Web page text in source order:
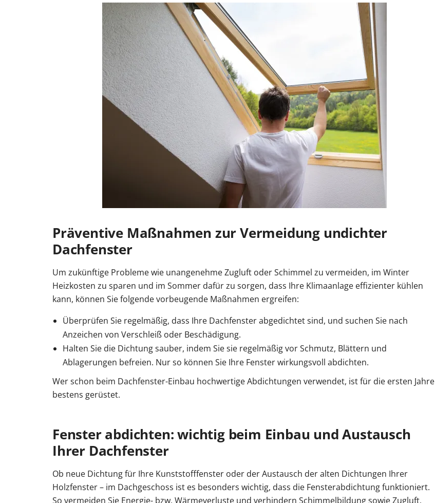
Präventive Maßnahmen zur Vermeidung undichter
Dachfenster
Um zukünftige Probleme wie unangenehme Zugluft oder Schimmel zu vermeiden, im Winter
Heizkosten zu sparen und im Sommer dafür zu sorgen, dass Ihre Klimaanlage effizienter kühlen
kann, können Sie folgende vorbeugende Maßnahmen ergreifen:
Überprüfen Sie regelmäßig, dass Ihre Dachfenster abgedichtet sind, und suchen Sie nach
Anzeichen von Verschleiß oder Beschädigung.
Halten Sie die Dichtung sauber, indem Sie sie regelmäßig vor Schmutz, Blättern und
Ablagerungen befreien. Nur so können Sie Ihre Fenster wirkungsvoll abdichten.
Wer schon beim Dachfenster-Einbau hochwertige Abdichtungen verwendet, ist für die ersten Jahre
bestens gerüstet.
Fenster abdichten: wichtig beim Einbau und Austausch
Ihrer Dachfenster
Ob neue Dichtung für Ihre Kunststofffenster oder der Austausch der alten Dichtungen Ihrer
Holzfenster – im Dachgeschoss ist es besonders wichtig, dass die Fensterabdichtung funktioniert.
So vermeiden Sie Energie- bzw. Wärmeverluste und verhindern Schimmelbildung sowie Zugluft.